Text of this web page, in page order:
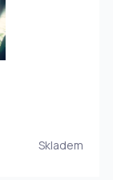
Skladem